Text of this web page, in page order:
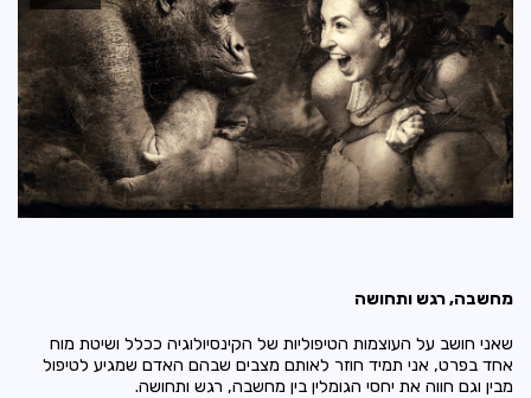
מחשבה, רגש ותחושה
שאני חושב על העוצמות הטיפוליות של הקינסיולוגיה ככלל ושיטת מוח
אחד בפרט, אני תמיד חוזר לאותם מצבים שבהם האדם שמגיע לטיפול
מבין וגם חווה את יחסי הגומלין בין מחשבה, רגש ותחושה.